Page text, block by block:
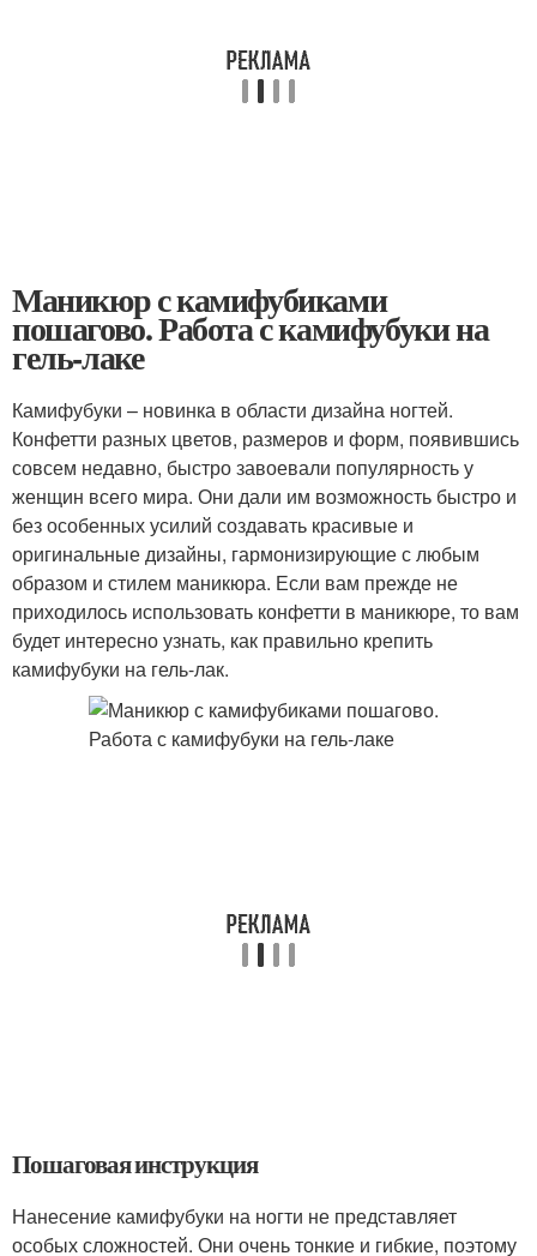
Маникюр с камифубиками
пошагово. Работа с камифубуки на
гель-лаке
Камифубуки – новинка в области дизайна ногтей.
Конфетти разных цветов, размеров и форм, появившись
совсем недавно, быстро завоевали популярность у
женщин всего мира. Они дали им возможность быстро и
без особенных усилий создавать красивые и
оригинальные дизайны, гармонизирующие с любым
образом и стилем маникюра. Если вам прежде не
приходилось использовать конфетти в маникюре, то вам
будет интересно узнать, как правильно крепить
камифубуки на гель-лак.
Пошаговая инструкция
Нанесение камифубуки на ногти не представляет
особых сложностей. Они очень тонкие и гибкие, поэтому